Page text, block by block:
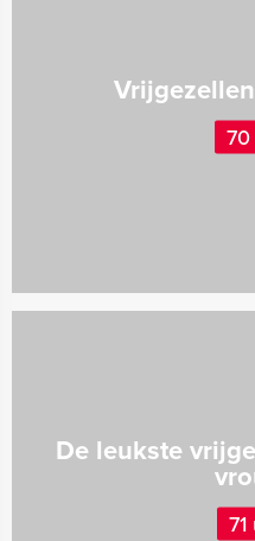
De leukste